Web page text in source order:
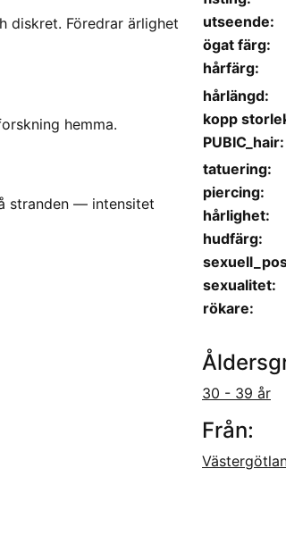
diskret. Föredrar ärlighet
hemma.
stranden — intensitet
utseende:
ögat färg:
hårfärg:
hårlängd:
kopp
PUBIC_hair:
tatuering:
piercing:
hårlighet:
hudfärg:
sexualitet:
rökare:
30 - 39 år
Från: